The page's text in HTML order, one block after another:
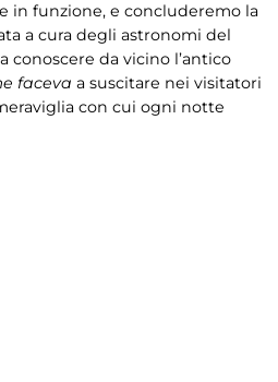
in funzione, e concluderemo la
a cura degli astronomi del
conoscere da vicino l’antico
faceva a suscitare nei visitatori
con cui ogni notte